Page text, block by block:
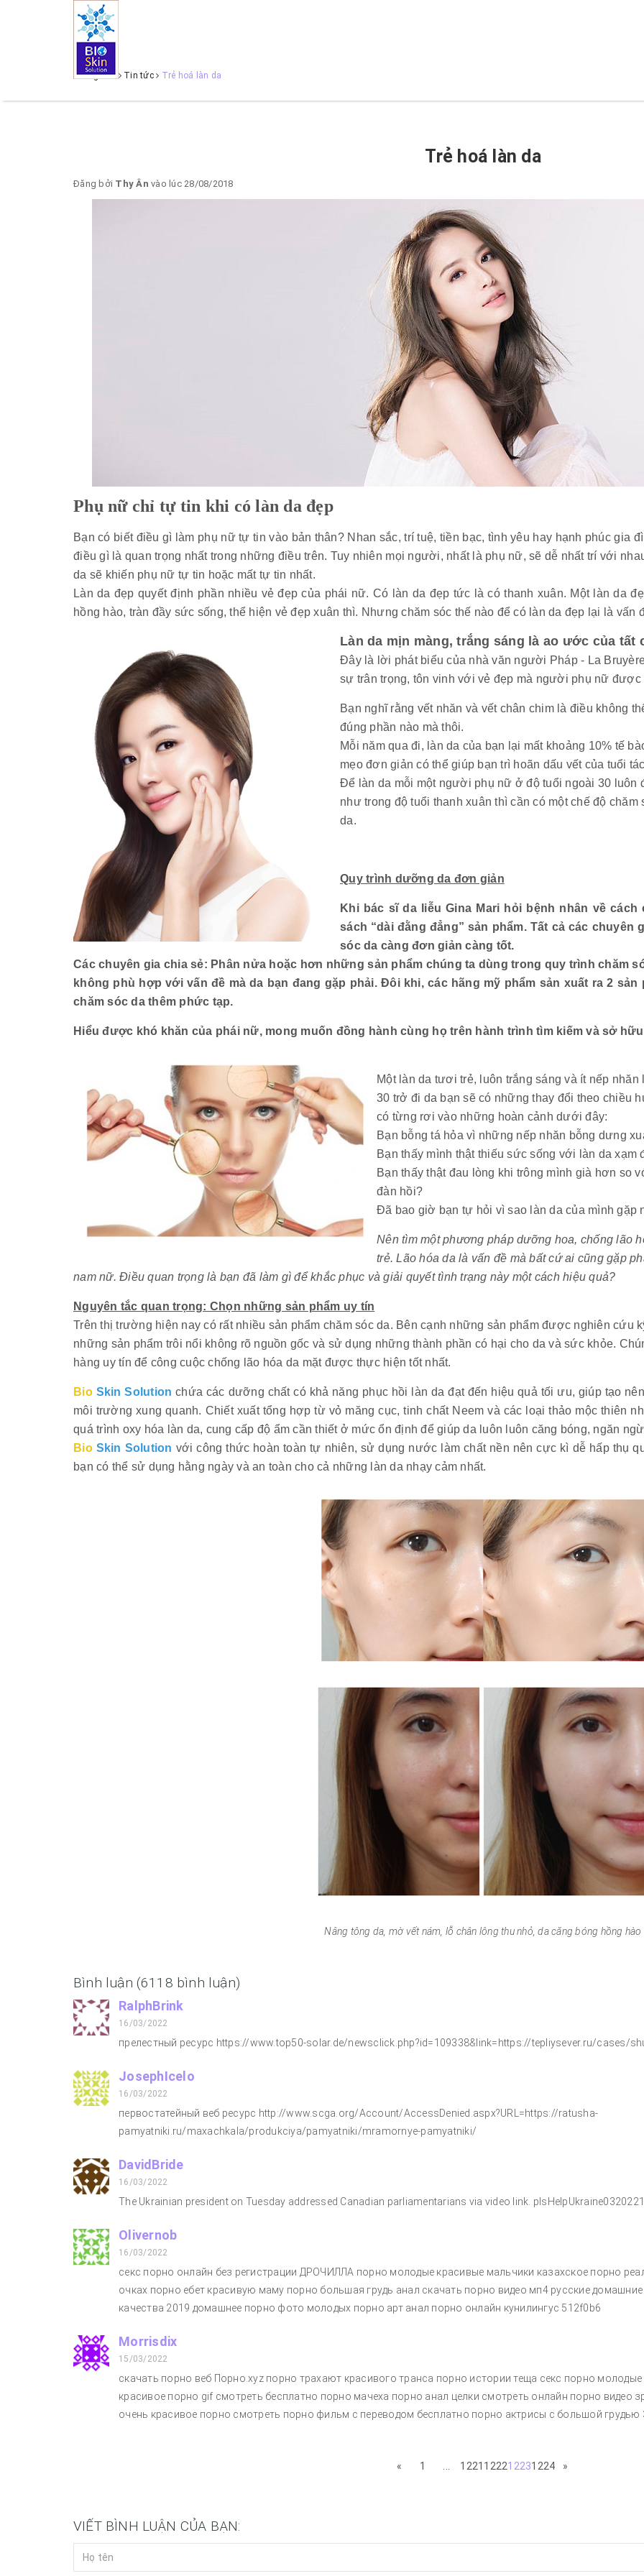
Trang chủ Tin tức Trẻ hoá làn da
Trẻ hoá làn da
Đăng bởi Thy Ân vào lúc 28/08/2018
Phụ nữ chỉ tự tin khi có làn da đẹp
Bạn có biết điều gì làm phụ nữ tự tin vào bản thân? Nhan sắc, trí tuệ, tiền bạc, tình yêu hay hạnh phúc gia
điều gì là quan trọng nhất trong những điều trên. Tuy nhiên mọi người, nhất là phụ nữ, sẽ dễ nhất trí với
da sẽ khiến phụ nữ tự tin hoặc mất tự tin nhất.
Làn da đẹp quyết định phần nhiều vẻ đẹp của phái nữ. Có làn da đẹp tức là có thanh xuân. Một làn da
hồng hào, tràn đầy sức sống, thể hiện vẻ đẹp xuân thì. Nhưng chăm sóc thế nào để có làn da đẹp lại là vấn
Làn da mịn màng, trắng sáng là ao ước của tất
Đây là lời phát biểu của nhà văn người Pháp - La
sự trân trọng, tôn vinh với vẻ đẹp mà người phụ nữ được
Bạn nghĩ rằng vết nhăn và vết chân chim là điều không
đúng phần nào mà thôi.
Mỗi năm qua đi, làn da của bạn lại mất khoảng 10% tế
mẹo đơn giản có thể giúp bạn trì hoãn dấu vết của tuổi
Để làn da mỗi một người phụ nữ ở độ tuổi ngoài 30
như trong độ tuổi thanh xuân thì cần có một chế độ
da.
Quy trình dưỡng da đơn giản
Khi bác sĩ da liễu Gina Mari hỏi bệnh nhân về
sách “dài đằng đẳng” sản phẩm. Tất cả các
sóc da càng đơn giản càng tốt.
Các chuyên gia chia sẻ: Phân nửa hoặc hơn những sản phẩm chúng ta dùng trong quy trình chăm
không phù hợp với vấn đề mà da bạn đang gặp phải. Đôi khi, các hãng mỹ phẩm sản xuất ra 2
chăm sóc da thêm phức tạp.
Hiểu được khó khăn của phái nữ, mong muốn đồng hành cùng họ trên hành trình tìm kiếm và sở
Một làn da tươi trẻ, luôn trắng sáng và ít nếp
30 trở đi da bạn sẽ có những thay đổi theo chiều
có từng rơi vào những hoàn cảnh dưới đây:
Bạn bỗng tá hỏa vì những nếp nhăn bỗng dưng
Bạn thấy mình thật thiếu sức sống với làn da xạm
Bạn thấy thật đau lòng khi trông mình già hơn so
đàn hồi?
Đã bao giờ bạn tự hỏi vì sao làn da của mình gặp
Nên tìm một phương pháp dưỡng hoa, chống lão
trẻ. Lão hóa da là vấn đề mà bất cứ ai cũng gặp
nam nữ. Điều quan trọng là bạn đã làm gì để khắc phục và giải quyết tình trạng này một cách hiệu quả?
Nguyên tắc quan trọng: Chọn những sản phẩm uy tín
Trên thị trường hiện nay có rất nhiều sản phẩm chăm sóc da. Bên cạnh những sản phẩm được nghiên cứu
những sản phẩm trôi nổi không rõ nguồn gốc và sử dụng những thành phần có hại cho da và sức khỏe.
hàng uy tín để công cuộc chống lão hóa da mặt được thực hiện tốt nhất.
Bio Skin Solution chứa các dưỡng chất có khả năng phục hồi làn da đạt đến hiệu quả tối ưu, giúp tạo
môi trường xung quanh. Chiết xuất tổng hợp từ vỏ măng cục, tinh chất Neem và các loại thảo mộc thiên
quá trình oxy hóa làn da, cung cấp độ ẩm cần thiết ở mức ổn định để giúp da luôn luôn căng bóng, ngăn
Bio Skin Solution với công thức hoàn toàn tự nhiên, sử dụng nước làm chất nền nên cực kì dễ hấp thụ
bạn có thể sử dụng hằng ngày và an toàn cho cả những làn da nhạy cảm nhất.
Nâng tông da, mờ vết nám, lỗ chân lông thu nhỏ, da căng bóng hồng hào
Bình luận (6118 bình luận)
RalphBrink
16/03/2022
прелестный ресурс https://www.top50-solar.de/newsclick.php?id=109338&link=https://tepliysever.ru/cases/
JosephIcelo
16/03/2022
первостатейный веб ресурс http://www.scga.org/Account/AccessDenied.aspx?URL=https://ratusha-
pamyatniki.ru/maxachkala/produkciya/pamyatniki/mramornye-pamyatniki/
DavidBride
16/03/2022
The Ukrainian president on Tuesday addressed Canadian parliamentarians via video link.
Olivernob
16/03/2022
секс порно онлайн без регистрации ДРОЧИЛЛА порно молодые красивые мальчики казахское порно
очках порно ебет красивую маму порно большая грудь анал скачать порно видео мп4 русские
качества 2019 домашнее порно фото молодых порно арт анал порно онлайн кунилингус 512f0b6
Morrisdix
15/03/2022
скачать порно веб Порно.xyz порно трахают красивого транса порно истории теща секс порно
красивое порно gif смотреть бесплатно порно мачеха порно анал целки смотреть онлайн порно видео
очень красивое порно смотреть порно фильм с переводом бесплатно порно актрисы с большой грудью
« 1 1221 122212231224 »
VIẾT BÌNH LUẬN CỦA BẠN: